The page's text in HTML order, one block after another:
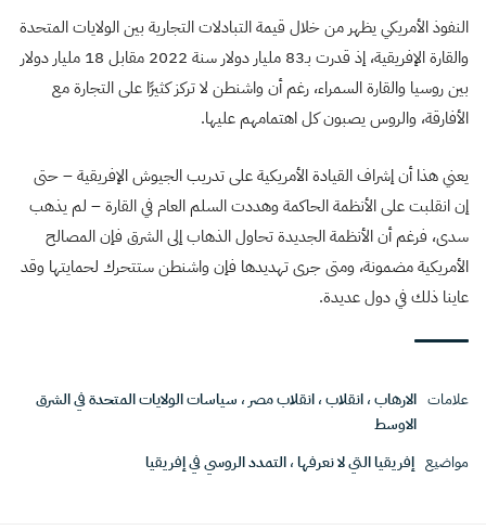
النفوذ الأمريكي يظهر من خلال قيمة التبادلات التجارية بين الولايات المتحدة
والقارة الإفريقية، إذ قدرت بـ83 مليار دولار سنة 2022 مقابل 18 مليار دولار
بين روسيا والقارة السمراء، رغم أن واشنطن لا تركز كثيرًا على التجارة مع
الأفارقة، والروس يصبون كل اهتمامهم عليها.
يعني هذا أن إشراف القيادة الأمريكية على تدريب الجيوش الإفريقية – حتى
إن انقلبت على الأنظمة الحاكمة وهددت السلم العام في القارة – لم يذهب
سدى، فرغم أن الأنظمة الجديدة تحاول الذهاب إلى الشرق فإن المصالح
الأمريكية مضمونة، ومتى جرى تهديدها فإن واشنطن ستتحرك لحمايتها وقد
عاينا ذلك في دول عديدة.
علامات الارهاب،انقلاب،انقلاب مصر ، سياسات الولايات المتحدة في الشرق
الاوسط
مواضيع إفريقيا التي لا نعرفها،التمدد الروسي في إفريقيا